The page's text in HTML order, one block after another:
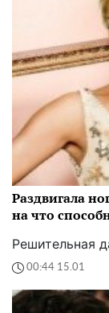
Раздвигала
на что
Решительная
00:44 15.01